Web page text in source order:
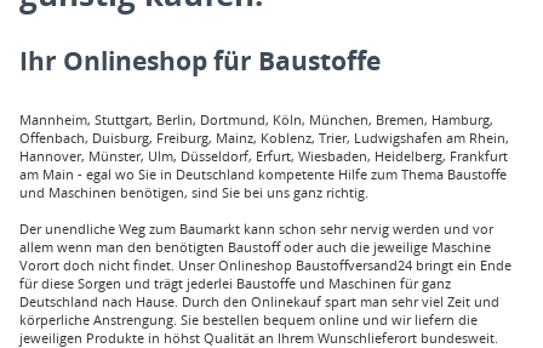
Ihr Onlineshop für Baustoffe
Mannheim, Stuttgart, Berlin, Dortmund, Köln, München, Bremen, Hamburg,
Offenbach, Duisburg, Freiburg, Mainz, Koblenz, Trier, Ludwigshafen am Rhein,
Hannover, Münster, Ulm, Düsseldorf, Erfurt, Wiesbaden, Heidelberg, Frankfurt
am Main - egal wo Sie in Deutschland kompetente Hilfe zum Thema Baustoffe
und Maschinen benötigen, sind Sie bei uns ganz richtig.
Der unendliche Weg zum Baumarkt kann schon sehr nervig werden und vor
allem wenn man den benötigten Baustoff oder auch die jeweilige Maschine
Vorort doch nicht findet. Unser Onlineshop Baustoffversand24 bringt ein Ende
für diese Sorgen und trägt jederlei Baustoffe und Maschinen für ganz
Deutschland nach Hause. Durch den Onlinekauf spart man sehr viel Zeit und
körperliche Anstrengung. Sie bestellen bequem online und wir liefern die
jeweiligen Produkte in höhst Qualität an Ihrem Wunschlieferort bundesweit.